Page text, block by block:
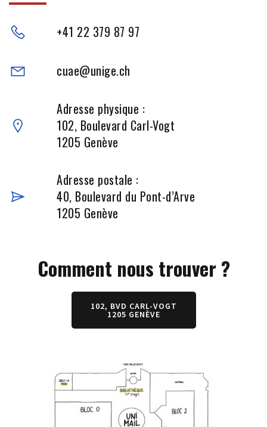
+41 22 379 87 97
cuae@unige.ch
Adresse physique :
102, Boulevard Carl-Vogt
1205 Genève
Adresse postale :
40, Boulevard du Pont-d’Arve
1205 Genève
Comment nous trouver ?
102, BVD CARL-VOGT
1205 GENÈVE